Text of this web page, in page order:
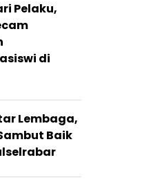
Pelaku,
di
Lembaga,
Baik